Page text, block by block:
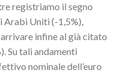
registriamo il segno
Arabi Uniti (-1,5%),
infine al già citato
Su tali andamenti
nominale dell’euro